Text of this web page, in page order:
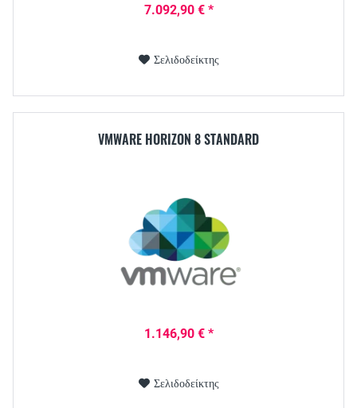
7.092,90 € *
Σελιδοδείκτης
VMWARE HORIZON 8 STANDARD
1.146,90 € *
Σελιδοδείκτης